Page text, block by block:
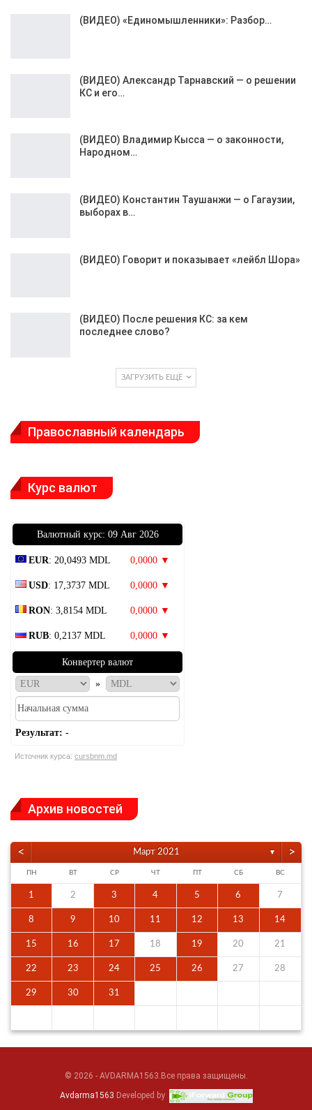
(ВИДЕО) «Единомышленники»: Разбор…
(ВИДЕО) Александр Тарнавский — о решении
КС и его…
(ВИДЕО) Владимир Кысса — о законности,
Народном…
(ВИДЕО) Константин Таушанжи — о Гагаузии,
выборах в…
(ВИДЕО) Говорит и показывает «лейбл Шора»
(ВИДЕО) После решения КС: за кем
последнее слово?
ЗАГРУЗИТЬ ЕЩЁ
Православный календарь
Курс валют
Bалютный курс: 09 Авг 2026
EUR: 20,0493 MDL 0,0000 ▼
USD: 17,3737 MDL 0,0000 ▼
RON: 3,8154 MDL 0,0000 ▼
RUB: 0,2137 MDL 0,0000 ▼
Конвертер валют
»
Результат: -
Источник курса: cursbnm.md
Архив новостей
< Март 2021 ▼ >
ПН ВТ СР ЧТ ПТ СБ ВС
1 2 3 4 5 6 7
8 9 10 11 12 13 14
15 16 17 18 19 20 21
22 23 24 25 26 27 28
29 30 31
© 2026 - AVDARMA1563.Все права защищены.
Avdarma1563 Developed by